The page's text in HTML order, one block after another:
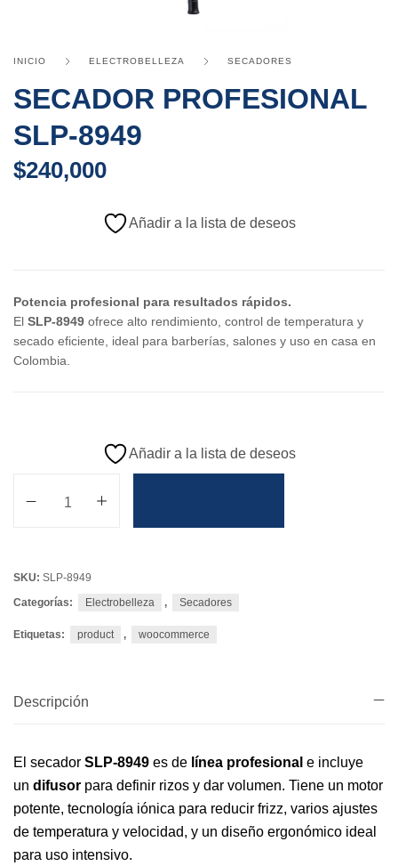
INICIO ELECTROBELLEZA SECADORES
SECADOR PROFESIONAL
SLP-8949
$240,000
Potencia profesional para resultados rápidos.
El SLP-8949 ofrece alto rendimiento, control de temperatura y
secado eficiente, ideal para barberías, salones y uso en casa en
Colombia.
Añadir a la lista de deseos
Añadir a la lista de deseos
SKU: SLP-8949
Categorías:
Electrobelleza , Secadores
Etiquetas: product , woocommerce
Descripción
El secador SLP-8949 es de línea profesional e incluye
un difusor para definir rizos y dar volumen. Tiene un motor
potente, tecnología iónica para reducir frizz, varios ajustes
de temperatura y velocidad, y un diseño ergonómico ideal
para uso intensivo.